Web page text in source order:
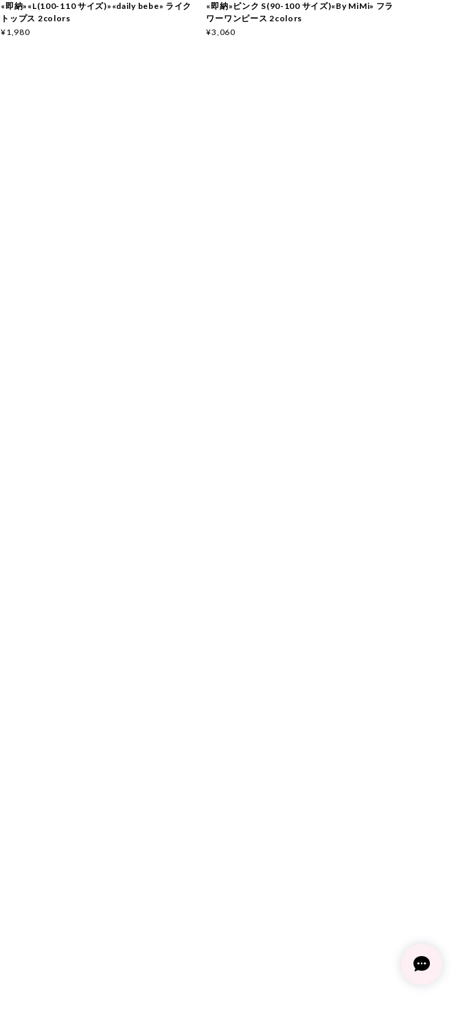
«即納»«L(100-110 サイズ)»«daily bebe» ライク
トップス 2colors
¥1,980
«即納»ピンク S(90-100 サイズ)«By MiMi» フラ
ワーワンピース 2colors
¥3,060